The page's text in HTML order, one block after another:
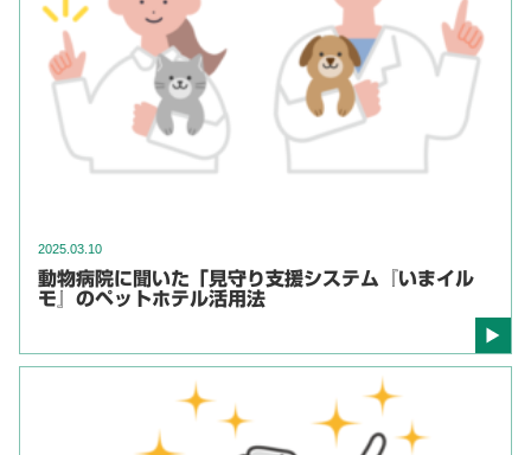
2025.03.10
動物病院に聞いた「見守り支援システム『いまイル
モ』のペットホテル活用法